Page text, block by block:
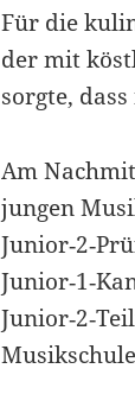
Für die
der mit
sorgte,
Am
jungen